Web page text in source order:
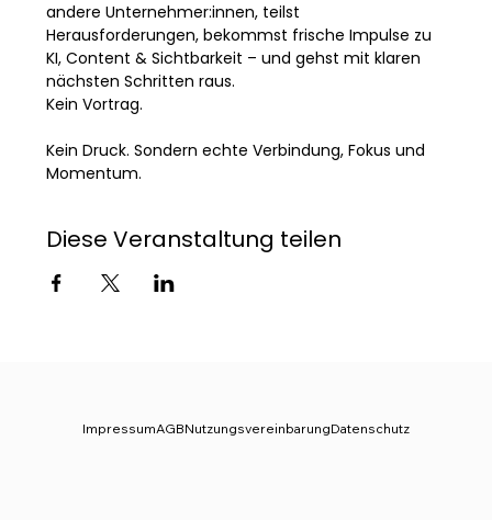
andere Unternehmer:innen, teilst
Herausforderungen, bekommst frische Impulse zu
KI, Content & Sichtbarkeit – und gehst mit klaren
nächsten Schritten raus.
Kein Vortrag.
Kein Druck. Sondern echte Verbindung, Fokus und
Momentum.
Diese Veranstaltung teilen
Datenschutz
Nutzungsvereinbarung
AGB
Impressum